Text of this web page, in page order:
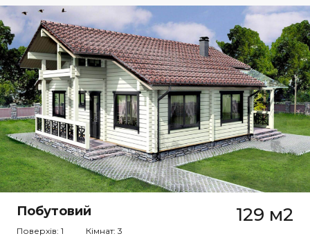
Побутовий 129 м2
Поверхів: 1 Кімнат: 3